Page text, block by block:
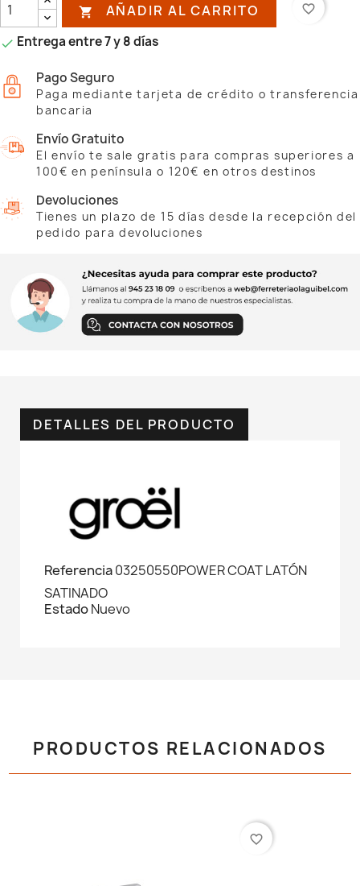
 AÑADIR AL CARRITO favorite_border
 Entrega entre 7 y 8 días
Pago Seguro
Paga mediante tarjeta de crédito o transferencia
bancaria
Envío Gratuito
El envío te sale gratis para compras superiores a
100€ en península o 120€ en otros destinos
Devoluciones
Tienes un plazo de 15 días desde la recepción del
pedido para devoluciones
DETALLES DEL PRODUCTO
Referencia03250550POWER COAT LATÓN
SATINADO
EstadoNuevo
PRODUCTOS RELACIONADOS
favorite_border